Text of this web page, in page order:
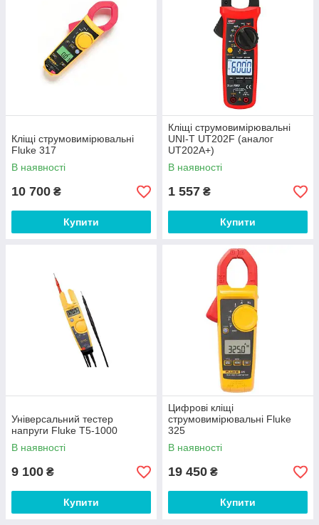
Кліщі струмовимірювальні
Fluke 317
В наявності
10 700 ₴
Купити
Кліщі струмовимірювальні
UNI-T UT202F (аналог
UT202A+)
В наявності
1 557 ₴
Купити
Універсальний тестер
напруги Fluke T5-1000
В наявності
9 100 ₴
Купити
Цифрові кліщі
струмовимірювальні Fluke
325
В наявності
19 450 ₴
Купити